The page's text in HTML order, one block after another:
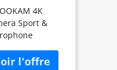
40M
4K
Sport &
sport 4K a